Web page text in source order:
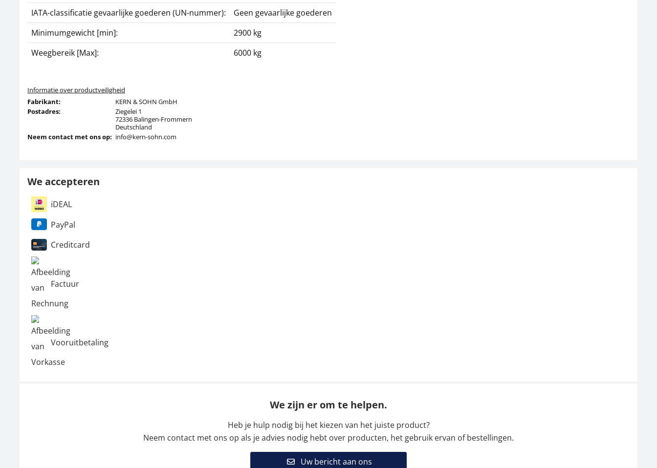
IATA-classificatie gevaarlijke goederen (UN-nummer):
Geen gevaarlijke goederen
Minimumgewicht [min]:
2900 kg
Weegbereik [Max]:
6000 kg
Informatie over productveiligheid
Fabrikant:
KERN & SOHN GmbH
Postadres:
Ziegelei 1
72336 Balingen-Frommern
Deutschland
Neem contact met ons op: info@kern-sohn.com
We accepteren
iDEAL
PayPal
Creditcard
Factuur
Vooruitbetaling
We zijn er om te helpen.
Heb je hulp nodig bij het kiezen van het juiste product?
Neem contact met ons op als je advies nodig hebt over producten, het gebruik ervan of bestellingen.
Uw bericht aan ons